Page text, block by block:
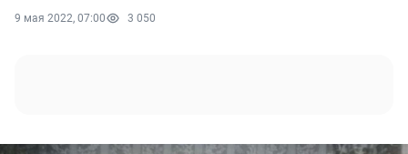
9 мая 2022, 07:00 3 050